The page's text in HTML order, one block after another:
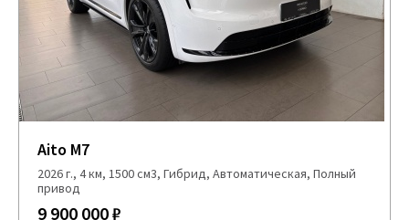
Aito M7
2026 г., 4 км, 1500 см3, Гибрид, Автоматическая, Полный
привод
9 900 000 ₽